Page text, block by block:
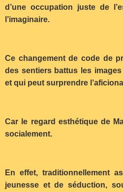
d’une occupation juste de
l’imaginaire.
Ce changement de code de
des sentiers battus les
et qui peut surprendre
Car le regard esthétique de
socialement.
En effet, traditionnellement
jeunesse et de séduction,